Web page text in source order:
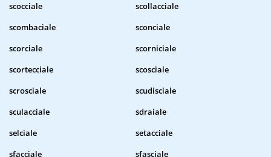
scocciale
scollacciale
scombaciale
sconciale
scorciale
scorniciale
scortecciale
scosciale
scrosciale
scudisciale
sculacciale
sdraiale
selciale
setacciale
sfacciale
sfasciale